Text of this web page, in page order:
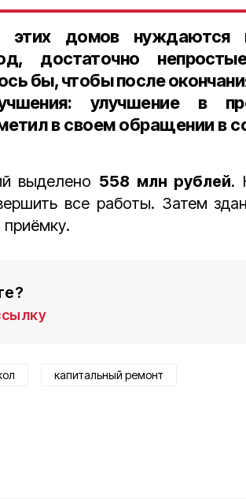
этих домов нуждаются
достаточно
бы, чтобы после
улучшение в
в своем обращении в
выделено 558 млн рублей.
все работы. Затем
капитальный ремонт